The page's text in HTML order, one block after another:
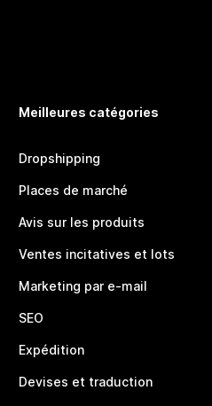
Meilleures catégories
Dropshipping
Places de marché
Avis sur les produits
Ventes incitatives et lots
Marketing par e-mail
SEO
Expédition
Devises et traduction